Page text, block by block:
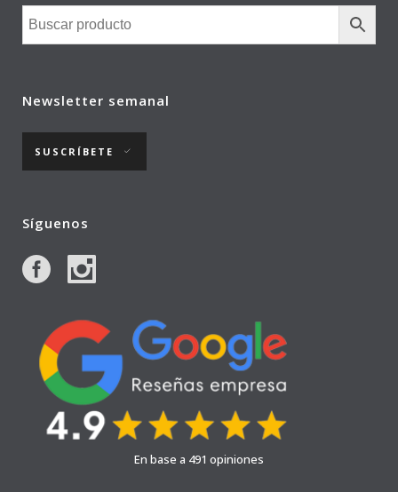
Newsletter semanal
SUSCRÍBETE
Síguenos
En base a 491 opiniones